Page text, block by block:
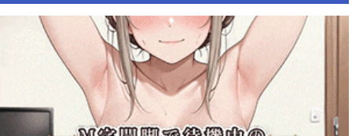
Powered by livedoor 相互RSS